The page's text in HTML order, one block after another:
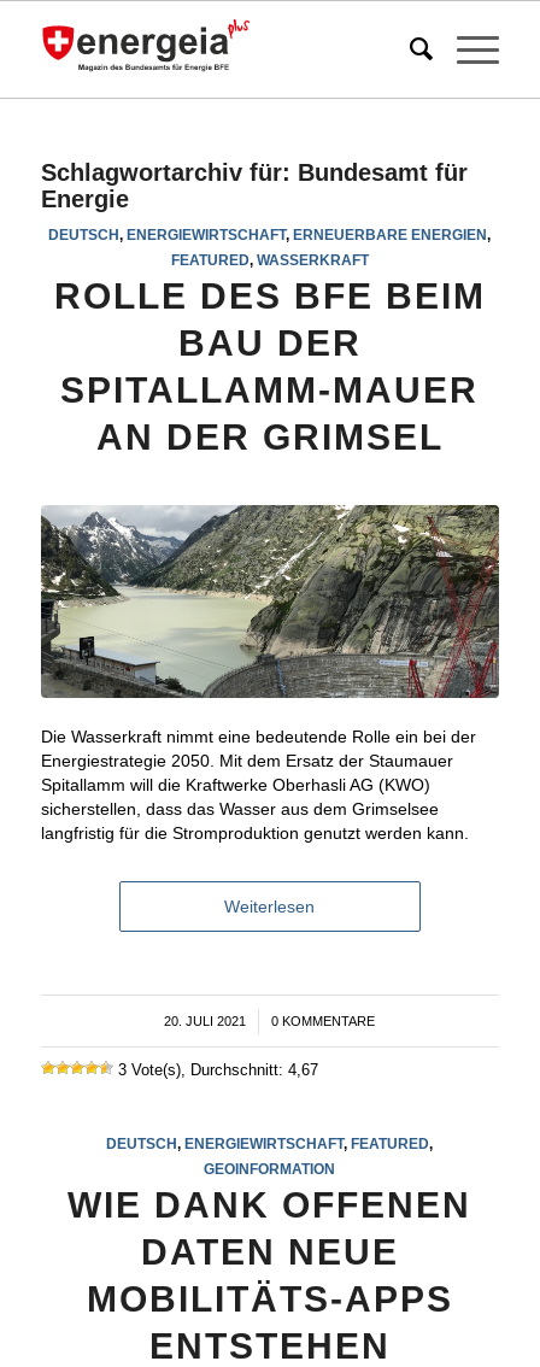
Schlagwortarchiv für: Bundesamt für
Energie
DEUTSCH,ENERGIEWIRTSCHAFT,ERNEUERBARE ENERGIEN,
FEATURED, WASSERKRAFT
ROLLE DES BFE BEIM
BAU DER
SPITALLAMM-MAUER
AN DER GRIMSEL
Die Wasserkraft nimmt eine bedeutende Rolle ein bei der
Energiestrategie 2050. Mit dem Ersatz der Staumauer
Spitallamm will die Kraftwerke Oberhasli AG (KWO)
sicherstellen, dass das Wasser aus dem Grimselsee
langfristig für die Stromproduktion genutzt werden kann.
Weiterlesen
20. JULI 2021 0 KOMMENTARE
3 Vote(s), Durchschnitt: 4,67
DEUTSCH,ENERGIEWIRTSCHAFT,FEATURED,
GEOINFORMATION
WIE DANK OFFENEN
DATEN NEUE
MOBILITÄTS-APPS
ENTSTEHEN